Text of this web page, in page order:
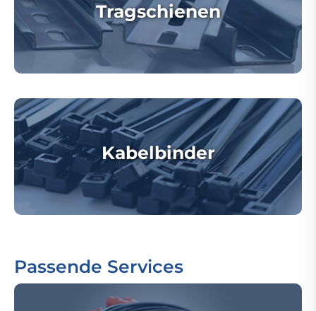
Tragschienen
Kabelbinder
Passende Services